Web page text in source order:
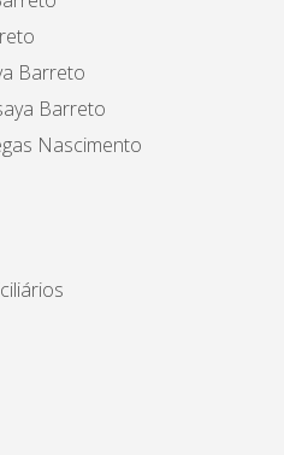
Barreto
Barreto
Nascimento